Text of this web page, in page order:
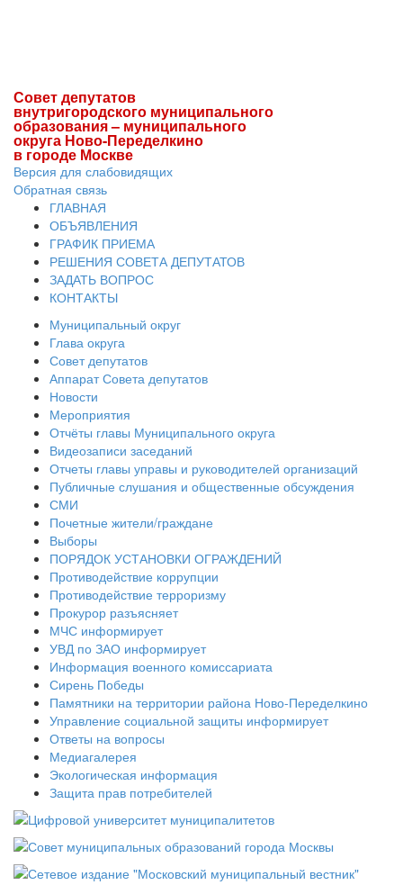
Совет депутатов
внутригородского муниципального
образования – муниципального
округа Ново-Переделкино
в городе Москве
Версия для слабовидящих
Обратная связь
ГЛАВНАЯ
ОБЪЯВЛЕНИЯ
ГРАФИК ПРИЕМА
РЕШЕНИЯ СОВЕТА ДЕПУТАТОВ
ЗАДАТЬ ВОПРОС
КОНТАКТЫ
Муниципальный округ
Глава округа
Совет депутатов
Аппарат Совета депутатов
Новости
Мероприятия
Отчёты главы Муниципального округа
Видеозаписи заседаний
Отчеты главы управы и руководителей организаций
Публичные слушания и общественные обсуждения
СМИ
Почетные жители/граждане
Выборы
ПОРЯДОК УСТАНОВКИ ОГРАЖДЕНИЙ
Противодействие коррупции
Противодействие терроризму
Прокурор разъясняет
МЧС информирует
УВД по ЗАО информирует
Информация военного комиссариата
Сирень Победы
Памятники на территории района Ново-Переделкино
Управление социальной защиты информирует
Ответы на вопросы
Медиагалерея
Экологическая информация
Защита прав потребителей